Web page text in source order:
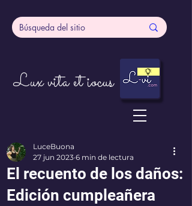
Lux vita et iocus
El recuento de los daños:
Edición cumpleañera
LuceBuona
27 jun 2023 6 min de lectura